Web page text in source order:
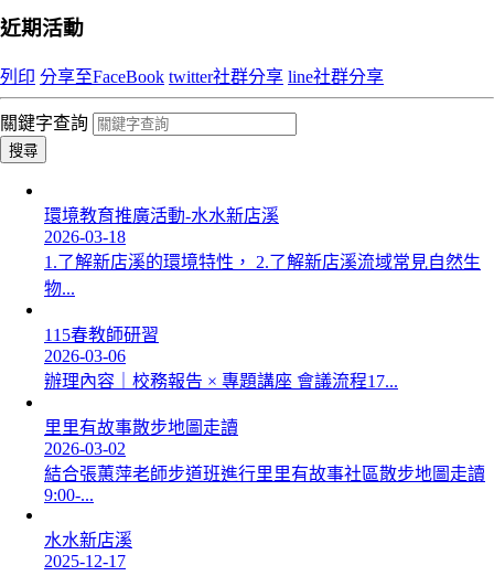
近期活動
列印 分享至FaceBook twitter社群分享 line社群分享
關鍵字查詢
搜尋
環境教育推廣活動-水水新店溪
2026-03-18
1.了解新店溪的環境特性， 2.了解新店溪流域常見自然生
物...
115春教師研習
2026-03-06
辦理內容｜校務報告 × 專題講座 會議流程17...
里里有故事散步地圖走讀
2026-03-02
結合張蕙萍老師步道班進行里里有故事社區散步地圖走讀
9:00-...
水水新店溪
2025-12-17